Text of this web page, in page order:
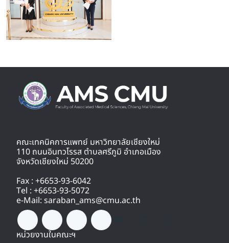
คณะเทคนิคการแพทย์ มหาวิทยาลัยเชียงใหม่
110 ถนนอินทวโรรส ตำบลศรีภูมิ อำเภอเมือง
จังหวัดเชียงใหม่ 50200
Fax : +6653-93-6042
Tel : +6653-93-5072
e-Mail: saraban_ams@cmu.ac.th
หน่วยงานในคณะฯ